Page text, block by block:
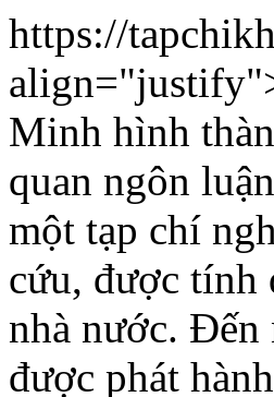
https://
Minh hình
quan ngôn
một tạp chí
cứu, được tính
nhà nước. Đến
được phát